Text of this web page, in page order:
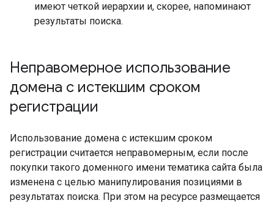
имеют четкой иерархии и, скорее, напоминают
результаты поиска.
Неправомерное использование
домена с истекшим сроком
регистрации
Использование домена с истекшим сроком
регистрации считается неправомерным, если после
покупки такого доменного имени тематика сайта была
изменена с целью манипулирования позициями в
результатах поиска. При этом на ресурсе размещается